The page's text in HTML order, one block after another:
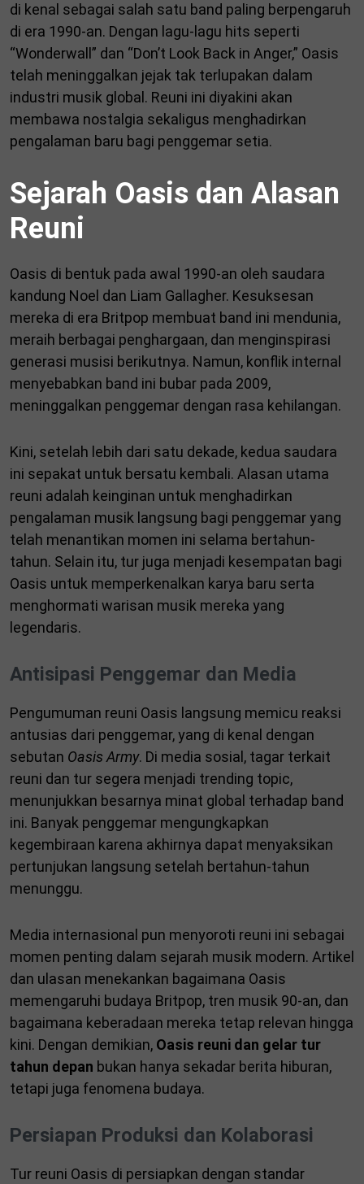
di kenal sebagai salah satu band paling berpengaruh
di era 1990-an. Dengan lagu-lagu hits seperti
“Wonderwall” dan “Don’t Look Back in Anger,” Oasis
telah meninggalkan jejak tak terlupakan dalam
industri musik global. Reuni ini diyakini akan
membawa nostalgia sekaligus menghadirkan
pengalaman baru bagi penggemar setia.
Sejarah Oasis dan Alasan
Reuni
Oasis di bentuk pada awal 1990-an oleh saudara
kandung Noel dan Liam Gallagher. Kesuksesan
mereka di era Britpop membuat band ini mendunia,
meraih berbagai penghargaan, dan menginspirasi
generasi musisi berikutnya. Namun, konflik internal
menyebabkan band ini bubar pada 2009,
meninggalkan penggemar dengan rasa kehilangan.
Kini, setelah lebih dari satu dekade, kedua saudara
ini sepakat untuk bersatu kembali. Alasan utama
reuni adalah keinginan untuk menghadirkan
pengalaman musik langsung bagi penggemar yang
telah menantikan momen ini selama bertahun-
tahun. Selain itu, tur juga menjadi kesempatan bagi
Oasis untuk memperkenalkan karya baru serta
menghormati warisan musik mereka yang
legendaris.
Antisipasi Penggemar dan Media
Pengumuman reuni Oasis langsung memicu reaksi
antusias dari penggemar, yang di kenal dengan
sebutan Oasis Army. Di media sosial, tagar terkait
reuni dan tur segera menjadi trending topic,
menunjukkan besarnya minat global terhadap band
ini. Banyak penggemar mengungkapkan
kegembiraan karena akhirnya dapat menyaksikan
pertunjukan langsung setelah bertahun-tahun
menunggu.
Media internasional pun menyoroti reuni ini sebagai
momen penting dalam sejarah musik modern. Artikel
dan ulasan menekankan bagaimana Oasis
memengaruhi budaya Britpop, tren musik 90-an, dan
bagaimana keberadaan mereka tetap relevan hingga
kini. Dengan demikian, Oasis reuni dan gelar tur
tahun depan bukan hanya sekadar berita hiburan,
tetapi juga fenomena budaya.
Persiapan Produksi dan Kolaborasi
Tur reuni Oasis di persiapkan dengan standar